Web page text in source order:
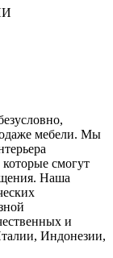
мебели. Мы
смогут
Наша
и
Индонезии,